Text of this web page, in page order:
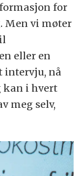
for
Men vi møter
eller en
intervju, nå
kan i hvert
meg selv,